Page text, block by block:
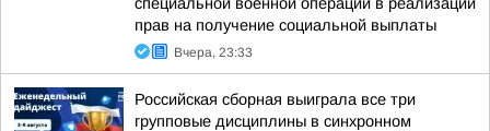
прав на получение социальной выплаты
Вчера, 23:33
Российская сборная выиграла все три
групповые дисциплины в синхронном